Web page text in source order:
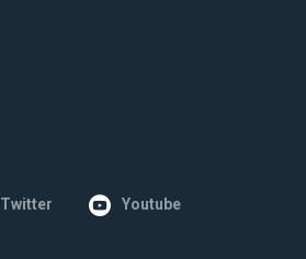
Twitter Youtube